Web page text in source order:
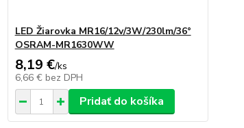
LED Žiarovka MR16/12v/3W/230lm/36°
OSRAM-MR1630WW
8,19 €/ks
6,66 € bez DPH
Pridať do košíka